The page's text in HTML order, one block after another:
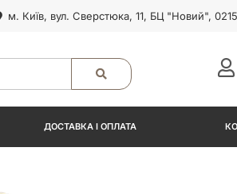
м. Київ, вул. Сверстюка, 11, БЦ "Новий",
ДОСТАВКА І ОПЛАТА